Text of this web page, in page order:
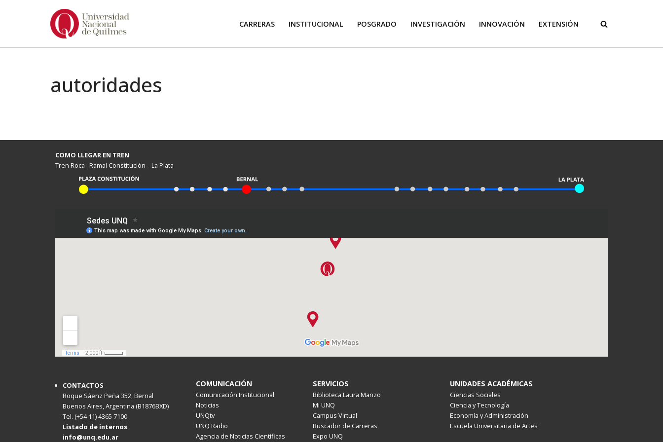
CARRERAS INSTITUCIONAL POSGRADO INVESTIGACIÓN INNOVACIÓN EXTENSIÓN
autoridades
COMO LLEGAR EN TREN
Tren Roca . Ramal Constitución – La Plata
CONTACTOS
Roque Sáenz Peña 352, Bernal
Buenos Aires, Argentina (B1876BXD)
Tel. (+54 11) 4365 7100
Listado de internos
info@unq.edu.ar
COMUNICACIÓN
Comunicación Institucional
Noticias
UNQtv
UNQ Radio
Agencia de Noticias Científicas
SERVICIOS
Biblioteca Laura Manzo
Mi UNQ
Campus Virtual
Buscador de Carreras
Expo UNQ
UNIDADES ACADÉMICAS
Ciencias Sociales
Ciencia y Tecnología
Economía y Administración
Escuela Universitaria de Artes